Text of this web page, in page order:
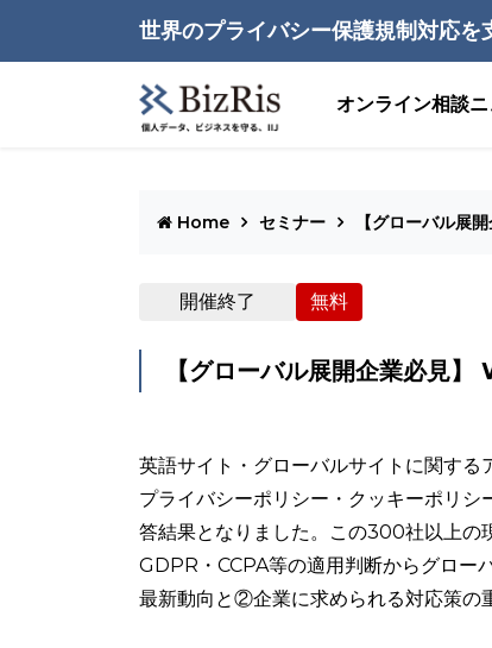
世界のプライバシー保護規制対応を
オンライン相談
Home セミナー 【グローバル展
開催終了 無料
【グローバル展開企業必見
英語サイト・グローバルサイトに関する
プライバシーポリシー・クッキーポリ
答結果となりました。この300社以上の
GDPR・CCPA等の適用判断からグロー
最新動向と②企業に求められる対応策の